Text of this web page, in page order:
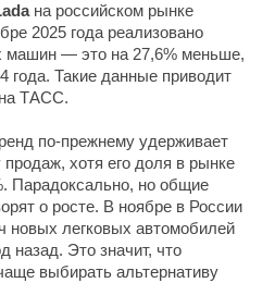
на российском рынке
2025 года реализовано
машин — это на 27,6% меньше,
года. Такие данные приводит
ТАСС.
по-прежнему удерживает
хотя его доля в рынке
Парадоксально, но общие
о росте. В ноябре в России
новых легковых автомобилей
Это значит, что
выбирать альтернативу